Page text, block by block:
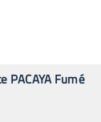
PACAYA Fumé